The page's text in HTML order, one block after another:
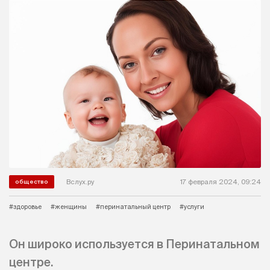
общество Вслух.ру 17 февраля 2024, 09:24
#здоровье #женщины #перинатальный центр #услуги
Он широко используется в Перинатальном
центре.